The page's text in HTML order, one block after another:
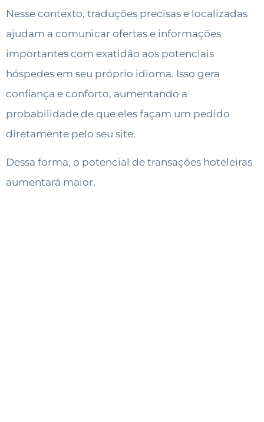
Nesse contexto, traduções precisas e localizadas
ajudam a comunicar ofertas e informações
importantes com exatidão aos potenciais
hóspedes em seu próprio idioma. Isso gera
confiança e conforto, aumentando a
probabilidade de que eles façam um pedido
diretamente pelo seu site.
Dessa forma, o potencial de transações hoteleiras
aumentará maior.